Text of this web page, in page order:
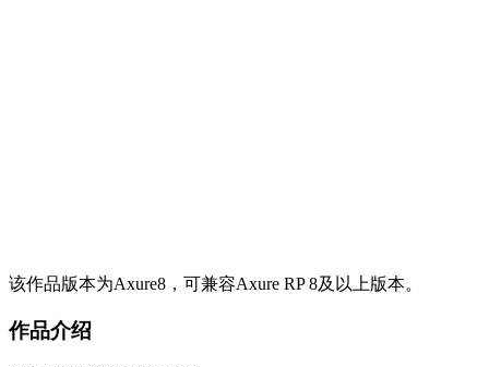
该作品版本为Axure8，可兼容Axure RP 8及以上版本。
作品介绍